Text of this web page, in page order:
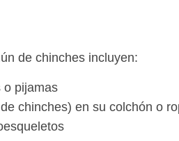
de chinches incluyen:
o pijamas
chinches) en su colchón o